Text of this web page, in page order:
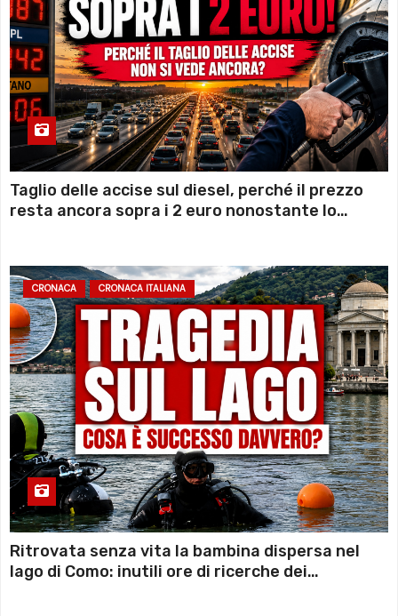
Taglio delle accise sul diesel, perché il prezzo
resta ancora sopra i 2 euro nonostante lo
CRONACA CRONACA ITALIANA
Ritrovata senza vita la bambina dispersa nel
lago di Como: inutili ore di ricerche dei